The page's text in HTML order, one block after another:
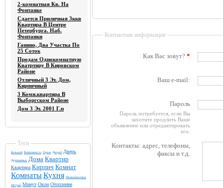
2-комнатная Кв. На
Фонтанке
Сдается Приличная 3ккв
Квартира В Центре
Петербурга. Наб.
Фонтанки
Ганино, Два Участка По
25 Соток
Продам Однокомнатную
Кватртиру В Кировском
Районе
Отличный 3 Эт. Дом,
Кирпичный
3 Комн.квартира В
Выборгском Районе
Дом 3 Эт. 2001 Г.п
Теги
Большой Возможность Гараж Дверей Дверь
Деревянных Дома Квартир
Квартира Кирпич Комнат
КомнатыКухня Межкомнатных
Метров Минут Окон Отопление
Контактная информация
Как Вас зовут? *
Ваш e-mail:
Пароль
Пароль потребуется, если Вы
захотите продлить Ваше
объявление или отредактировать
его.
Контакты: адрес, телефоны,
факсы и т.д.